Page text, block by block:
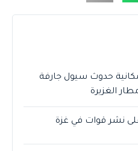
حدوث سيول جارفة
الغزيرة
على نشر قوات في غزة